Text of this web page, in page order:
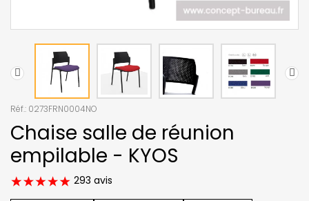
Réf.: 0273FRN0004NO
Chaise salle de réunion
empilable - KYOS
293 avis